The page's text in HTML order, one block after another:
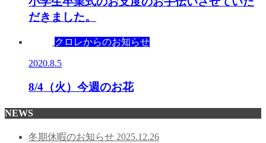
だきました。
クロレからのお知らせ
2020.8.5
8/4（火）今週のお花
NEWS
冬期休暇のお知らせ 2025.12.26